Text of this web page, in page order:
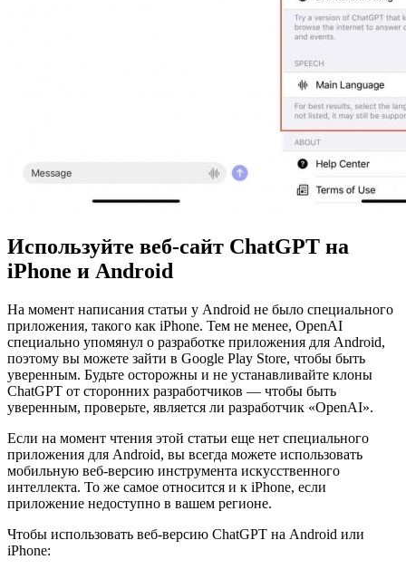
Используйте веб-сайт ChatGPT на
iPhone и Android
На момент написания статьи у Android не было специального
приложения, такого как iPhone. Тем не менее, OpenAI
специально упомянул о разработке приложения для Android,
поэтому вы можете зайти в Google Play Store, чтобы быть
уверенным. Будьте осторожны и не устанавливайте клоны
ChatGPT от сторонних разработчиков — чтобы быть
уверенным, проверьте, является ли разработчик «OpenAI».
Если на момент чтения этой статьи еще нет специального
приложения для Android, вы всегда можете использовать
мобильную веб-версию инструмента искусственного
интеллекта. То же самое относится и к iPhone, если
приложение недоступно в вашем регионе.
Чтобы использовать веб-версию ChatGPT на Android или
iPhone: